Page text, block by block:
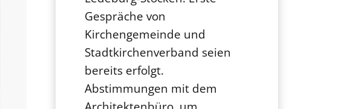
Gespräche von
Kirchengemeinde und
Stadtkirchenverband seien
bereits erfolgt.
Abstimmungen mit dem